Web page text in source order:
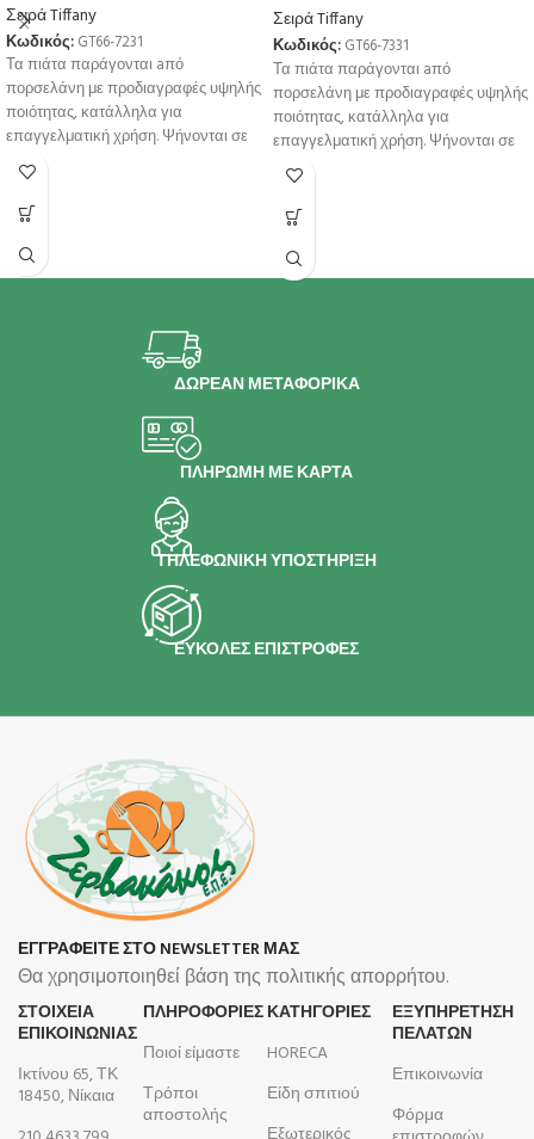
Σειρά Tiffany
Κωδικός: GT66-7231
Τα πιάτα παράγονται aπό
πορσελάνη με προδιαγραφές υψηλής
ποιότητας, κατάλληλα για
επαγγελματική χρήση. Ψήνονται σε
υψηλή θερμοκρσία για μεγαλύτερη
αντοχή
Σειρά Tiffany
Κωδικός: GT66-7331
Τα πιάτα παράγονται aπό
πορσελάνη με προδιαγραφές υψηλής
ποιότητας, κατάλληλα για
επαγγελματική χρήση. Ψήνονται σε
υψηλή θερμοκρσία για μεγαλύτερη
αντοχή
ΔΩΡΕΑΝ ΜΕΤΑΦΟΡΙΚΑ
ΠΛΗΡΩΜΗ ΜΕ ΚΑΡΤΑ
ΤΗΛΕΦΩΝΙΚΗ ΥΠΟΣΤΗΡΙΞΗ
ΕΥΚΟΛΕΣ ΕΠΙΣΤΡΟΦΕΣ
ΕΓΓΡΑΦΕΙΤΕ ΣΤΟ NEWSLETTER ΜΑΣ
Θα χρησιμοποιηθεί βάση της πολιτικής απορρήτου.
ΣΤΟΙΧΕΙΑ
ΕΠΙΚΟΙΝΩΝΙΑΣ
Ικτίνου 65, ΤΚ
18450, Νίκαια
ΠΛΗΡΟΦΟΡΊΕΣ
Ποιοί είμαστε
Τρόποι
αποστολής
ΚΑΤΗΓΟΡΙΕΣ
HORECA
Είδη σπιτιού
ΕΞΥΠΗΡΕΤΗΣΗ
ΠΕΛΑΤΩΝ
Επικοινωνία
Φόρμα